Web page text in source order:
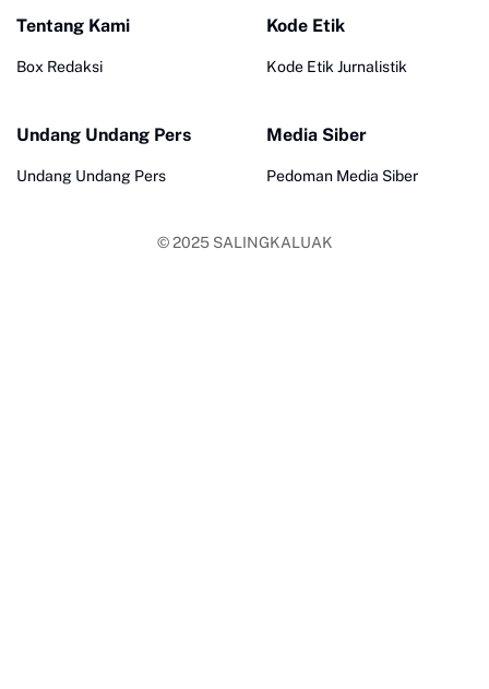
Tentang Kami
Box Redaksi
Kode Etik
Kode Etik Jurnalistik
Undang Undang Pers
Undang Undang Pers
Media Siber
Pedoman Media Siber
© 2025 SALINGKALUAK